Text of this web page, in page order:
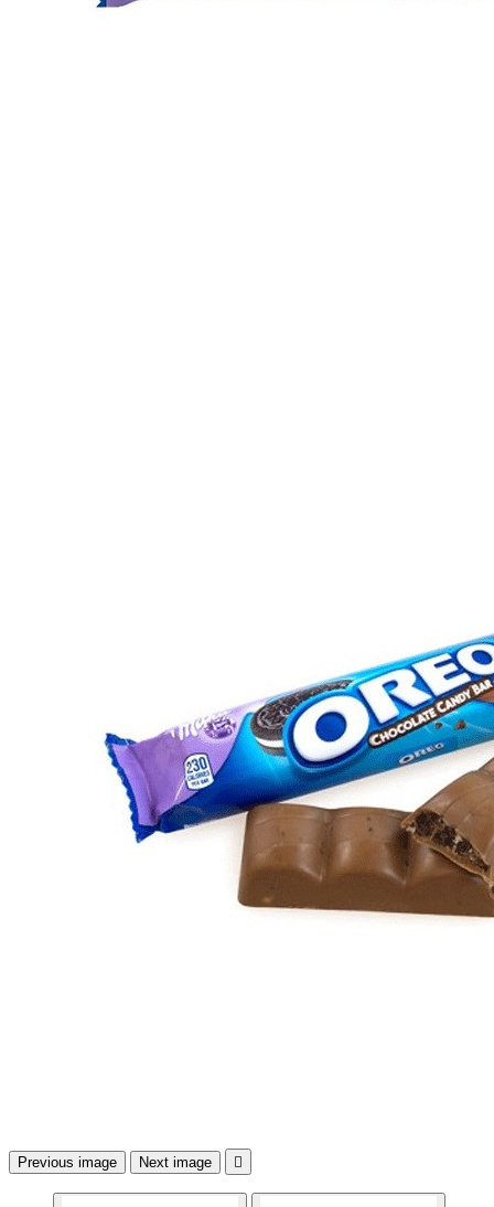
Previous image Next image 